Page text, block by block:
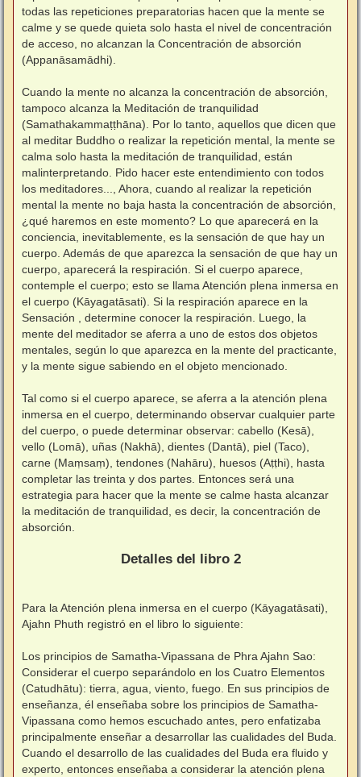
todas las repeticiones preparatorias hacen que la mente se
calme y se quede quieta solo hasta el nivel de concentración
de acceso, no alcanzan la Concentración de absorción
(Appanāsamādhi).
Cuando la mente no alcanza la concentración de absorción,
tampoco alcanza la Meditación de tranquilidad
(Samathakammaṭṭhāna). Por lo tanto, aquellos que dicen que
al meditar Buddho o realizar la repetición mental, la mente se
calma solo hasta la meditación de tranquilidad, están
malinterpretando. Pido hacer este entendimiento con todos
los meditadores..., Ahora, cuando al realizar la repetición
mental la mente no baja hasta la concentración de absorción,
¿qué haremos en este momento? Lo que aparecerá en la
conciencia, inevitablemente, es la sensación de que hay un
cuerpo. Además de que aparezca la sensación de que hay un
cuerpo, aparecerá la respiración. Si el cuerpo aparece,
contemple el cuerpo; esto se llama Atención plena inmersa en
el cuerpo (Kāyagatāsati). Si la respiración aparece en la
Sensación , determine conocer la respiración. Luego, la
mente del meditador se aferra a uno de estos dos objetos
mentales, según lo que aparezca en la mente del practicante,
y la mente sigue sabiendo en el objeto mencionado.
Tal como si el cuerpo aparece, se aferra a la atención plena
inmersa en el cuerpo, determinando observar cualquier parte
del cuerpo, o puede determinar observar: cabello (Kesā),
vello (Lomā), uñas (Nakhā), dientes (Dantā), piel (Taco),
carne (Maṃsaṃ), tendones (Nahāru), huesos (Aṭṭhi), hasta
completar las treinta y dos partes. Entonces será una
estrategia para hacer que la mente se calme hasta alcanzar
la meditación de tranquilidad, es decir, la concentración de
absorción.
Detalles del libro 2
Para la Atención plena inmersa en el cuerpo (Kāyagatāsati),
Ajahn Phuth registró en el libro lo siguiente:
Los principios de Samatha-Vipassana de Phra Ajahn Sao:
Considerar el cuerpo separándolo en los Cuatro Elementos
(Catudhātu): tierra, agua, viento, fuego. En sus principios de
enseñanza, él enseñaba sobre los principios de Samatha-
Vipassana como hemos escuchado antes, pero enfatizaba
principalmente enseñar a desarrollar las cualidades del Buda.
Cuando el desarrollo de las cualidades del Buda era fluido y
experto, entonces enseñaba a considerar la atención plena